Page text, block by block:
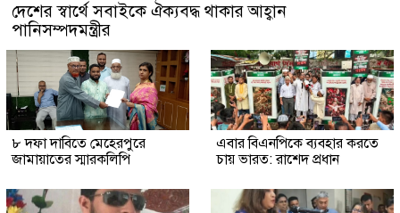
দেশের স্বার্থে সবাইকে ঐক্যবদ্ধ থাকার আহ্বান
পানিসম্পদমন্ত্রীর
৮ দফা দাবিতে মেহেরপুরে
জামায়াতের স্মারকলিপি
এবার বিএনপিকে ব্যবহার করতে
চায় ভারত: রাশেদ প্রধান